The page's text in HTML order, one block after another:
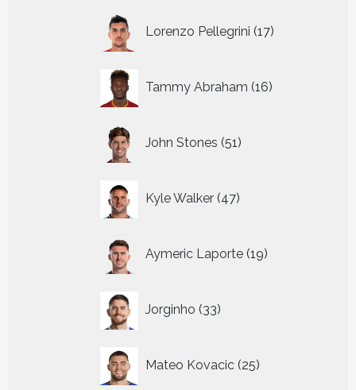
Lorenzo Pellegrini 17
producten
Tammy Abraham 16
producten
John Stones 51
producten
Kyle Walker 47
producten
Aymeric Laporte 19
producten
Jorginho 33
producten
Mateo Kovacic 25
producten